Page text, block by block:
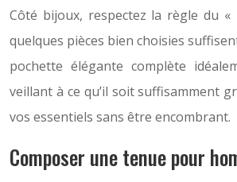
Côté bijoux, respectez la règle du
quelques pièces bien choisies
pochette élégante complète
veillant à ce qu’il soit suffisamment
vos essentiels sans être encombrant.
Composer une tenue pour